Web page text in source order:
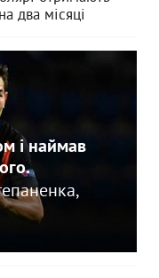
два місяці
і наймав